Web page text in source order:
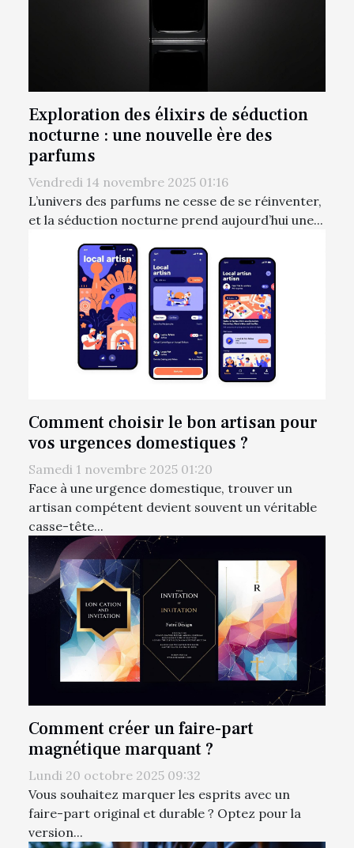
Exploration des élixirs de séduction
nocturne : une nouvelle ère des
parfums
Vendredi 14 novembre 2025 01:16
L’univers des parfums ne cesse de se réinventer,
et la séduction nocturne prend aujourd’hui une...
Comment choisir le bon artisan pour
vos urgences domestiques ?
Samedi 1 novembre 2025 01:20
Face à une urgence domestique, trouver un
artisan compétent devient souvent un véritable
casse-tête...
Comment créer un faire-part
magnétique marquant ?
Lundi 20 octobre 2025 09:32
Vous souhaitez marquer les esprits avec un
faire-part original et durable ? Optez pour la
version...